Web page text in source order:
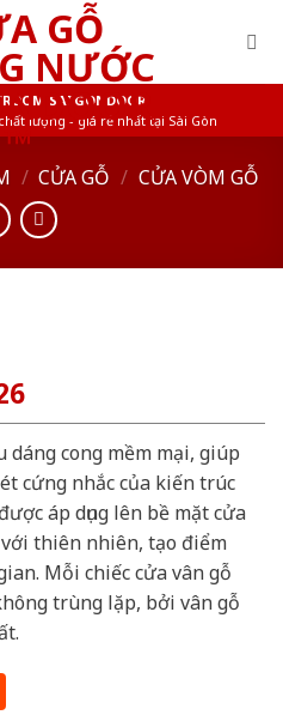
SAIGONDOOR
lượng - giá rẻ nhất tại Sài Gòn
/ CỬA GỖ / CỬA VÒM GỖ
dáng cong mềm mại, giúp
cứng nhắc của kiến trúc
áp dụng lên bề mặt cửa
thiên nhiên, tạo điểm
Mỗi chiếc cửa vân gỗ
trùng lặp, bởi vân gỗ